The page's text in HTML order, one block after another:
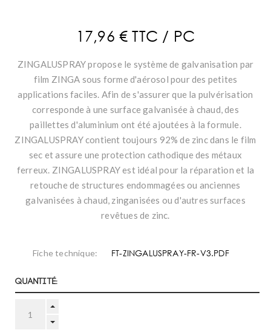
17,96 € TTC / PC
ZINGALUSPRAY propose le système de galvanisation par
film ZINGA sous forme d'aérosol pour des petites
applications faciles. Afin de s'assurer que la pulvérisation
corresponde à une surface galvanisée à chaud, des
paillettes d'aluminium ont été ajoutées à la formule.
ZINGALUSPRAY contient toujours 92% de zinc dans le film
sec et assure une protection cathodique des métaux
ferreux. ZINGALUSPRAY est idéal pour la réparation et la
retouche de structures endommagées ou anciennes
galvanisées à chaud, zinganisées ou d'autres surfaces
revêtues de zinc.
Fiche technique: FT-ZINGALUSPRAY-FR-V3.PDF
Quantité: